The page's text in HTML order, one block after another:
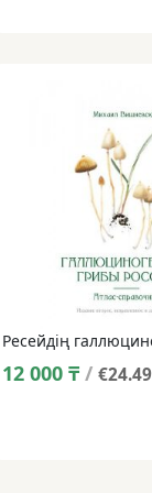
12 000₸ / €24.49